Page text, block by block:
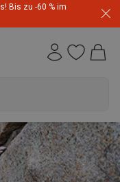
Bis zu -60 % im